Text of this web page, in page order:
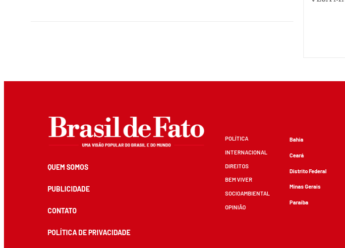
QUEM SOMOS
PUBLICIDADE
CONTATO
POLÍTICA DE PRIVACIDADE
POLÍTICA
INTERNACIONAL
DIREITOS
BEM VIVER
SOCIOAMBIENTAL
OPINIÃO
Bahia
Ceará
Distrito Federal
Minas Gerais
Paraíba